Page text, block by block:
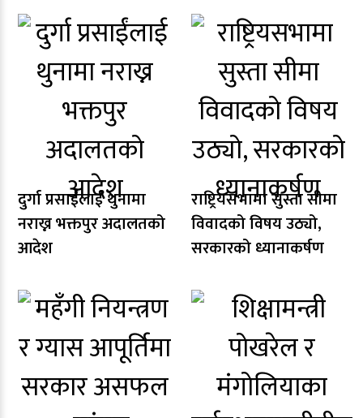
दुर्गा प्रसाईंलाई थुनामा
नराख्न भक्तपुर अदालतको
आदेश
राष्ट्रियसभामा सुस्ता सीमा
विवादको विषय उठ्यो,
सरकारको ध्यानाकर्षण